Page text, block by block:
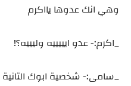
وهي انك عدوها يااكرم
_اكرم:- عدو ايييييه وليييه؟!
_سامى:- شخصية ابوك